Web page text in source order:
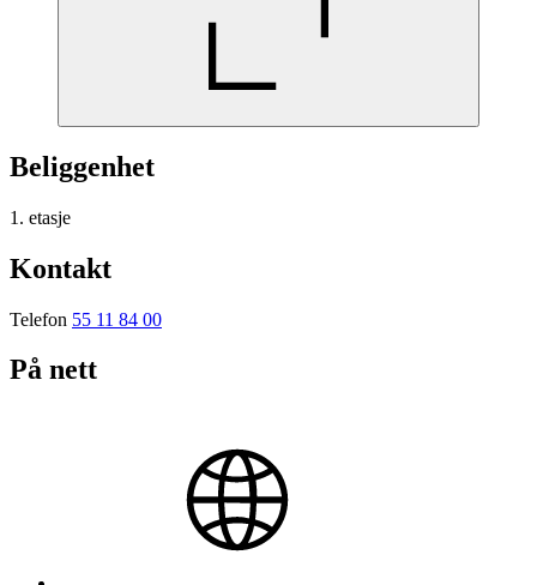
Beliggenhet
1. etasje
Kontakt
Telefon 55 11 84 00
På nett